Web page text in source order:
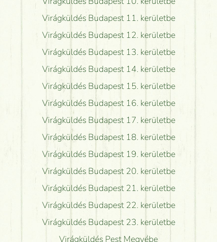
Virágküldés Budapest 11. kerületbe
Virágküldés Budapest 12. kerületbe
Virágküldés Budapest 13. kerületbe
Virágküldés Budapest 14. kerületbe
Virágküldés Budapest 15. kerületbe
Virágküldés Budapest 16. kerületbe
Virágküldés Budapest 17. kerületbe
Virágküldés Budapest 18. kerületbe
Virágküldés Budapest 19. kerületbe
Virágküldés Budapest 20. kerületbe
Virágküldés Budapest 21. kerületbe
Virágküldés Budapest 22. kerületbe
Virágküldés Budapest 23. kerületbe
Virágküldés Pest Megyébe